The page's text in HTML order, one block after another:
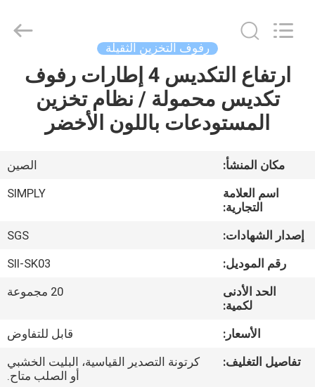
الصفحة
الرئيسية
معلومات
جولة
مراقبة
الجودة
رفوف التخزين الثقيلة
ارتفاع التكديس 4 إطارات رفوف
تكديس محمولة / نظام تخزين
المستودعات باللون الأخضر
مكان المنشأ:
الصين
اسم العلامة
التجارية:
SIMPLY
إصدار الشهادات:
SGS
رقم الموديل:
SII-SK03
الحد الأدنى
لكمية:
20 مجموعة
الأسعار:
قابل للتفاوض
تفاصيل التغليف:
كرتونة التصدير القياسية، البليت الخشبي
أو الصلب متاح.